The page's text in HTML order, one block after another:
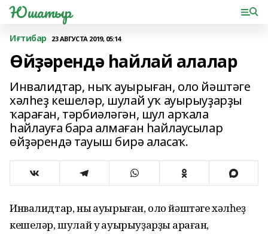
Юшатыр
Иғтибар 23 АВГУСТА 2019, 05:14
Өйҙәрендә һайлай алалар
Инвалидтар, ныҡ ауырыған, оло йәштәге
хәлһеҙ кешеләр, шулай уҡ ауырыуҙарҙы
ҡараған, тәрбиәләгән, шул арҡала
һайлауға бара алмаған һайлаусылар
өйҙәрендә тауыш бирә аласаҡ.
Инвалидтар, ныҡ ауырыған, оло йәштәге хәлһеҙ
кешеләр, шулай уҡ ауырыуҙарҙы ҡараған,